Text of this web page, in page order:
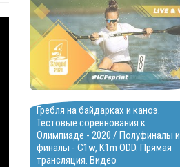
Гребля на байдарках и каноэ.
Тестовые соревнования к
Олимпиаде - 2020 / Полуфиналы и
финалы - C1w, K1m ODD. Прямая
трансляция. Видео